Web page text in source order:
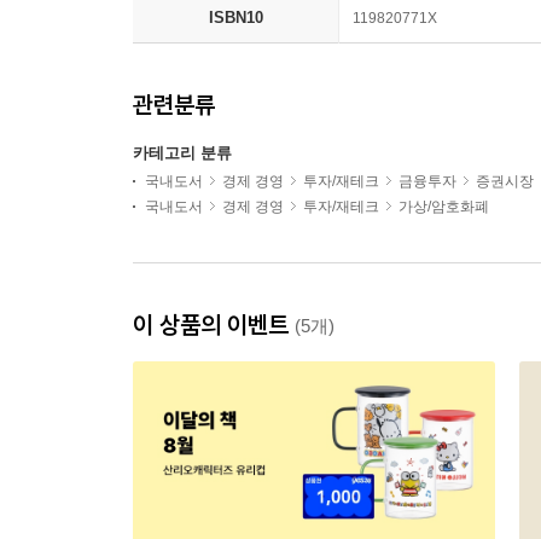
ISBN10 119820771X
관련분류
카테고리 분류
국내도서 경제 경영 투자/재테크 금융투자
증권시장
국내도서
경제 경영 투자/재테크 가상/암호화폐
이 상품의 이벤트 (5개)